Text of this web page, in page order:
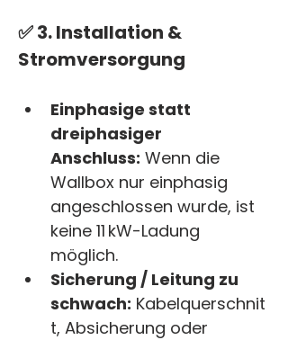
✅ 3. Installation &
Stromversorgung
Einphasige statt
dreiphasiger
Anschluss: Wenn die
Wallbox nur einphasig
angeschlossen wurde, ist
keine 11 kW-Ladung
möglich.
Sicherung / Leitung zu
schwach: Kabelquerschnit
t, Absicherung oder